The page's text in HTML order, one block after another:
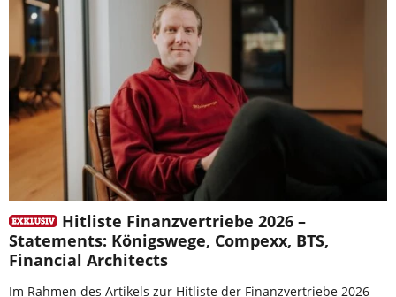
Hitliste Finanzvertriebe 2026 –
Statements: Königswege, Compexx, BTS,
Financial Architects
Im Rahmen des Artikels zur Hitliste der Finanzvertriebe 2026